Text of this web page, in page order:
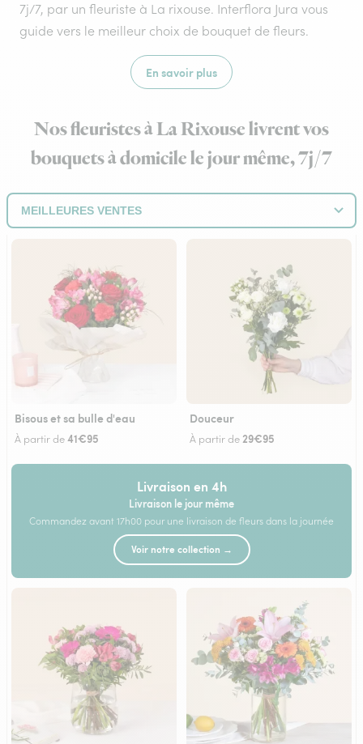
7j/7, par un fleuriste à La rixouse. Interflora Jura vous
guide vers le meilleur choix de bouquet de fleurs.
En savoir plus
Nos fleuristes à La Rixouse livrent vos
bouquets à domicile le jour même, 7j/7
Bisous et sa bulle d'eau
À partir de41€95
Douceur
À partir de29€95
Livraison en 4h
Livraison le jour même
Commandez avant 17h00 pour une livraison de fleurs dans la journée
Voir notre collection →